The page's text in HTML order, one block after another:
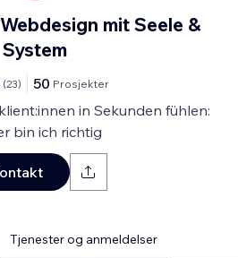
mit Seele &
System
(23) 50 Prosjekter
in Sekunden fühlen:
bin ich richtig
Tjenester og anmeldelser